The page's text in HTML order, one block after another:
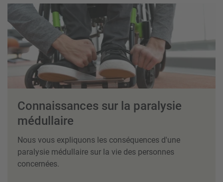
Connaissances sur la paralysie
médullaire
Nous vous expliquons les conséquences d'une
paralysie médullaire sur la vie des personnes
concernées.